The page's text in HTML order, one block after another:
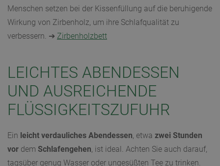
Menschen setzen bei der Kissenfüllung auf die beruhigende
Wirkung von Zirbenholz, um ihre Schlafqualität zu
verbessern. ➔ Zirbenholzbett
LEICHTES ABENDESSEN
UND AUSREICHENDE
FLÜSSIGKEITSZUFUHR
Ein leicht verdauliches Abendessen, etwa zwei Stunden
vor dem Schlafengehen, ist ideal. Achten Sie auch darauf,
tagsüber genug Wasser oder ungesüßten Tee zu trinken.